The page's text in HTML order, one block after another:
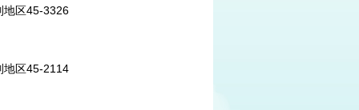
地区45-3326
地区45-2114